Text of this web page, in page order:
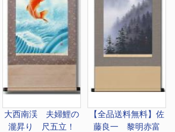
大西南渓 夫婦鯉の
瀧昇り 尺五立！
【全品送料無料】佐
藤良一 黎明赤富